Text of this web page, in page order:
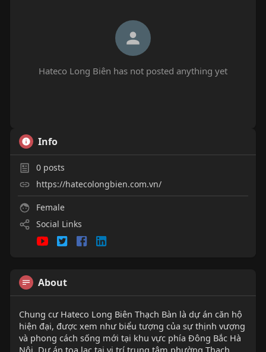
Hateco Long Biên has not posted anything yet
Info
0posts
https://hatecolongbien.com.vn/
Female
Social Links
About
Chung cư Hateco Long Biên Thạch Bàn là dự án căn hộ
hiện đại, được xem như biểu tượng của sự thịnh vượng
và phong cách sống mới tại khu vực phía Đông Bắc Hà
Nội. Dự án tọa lạc tại vị trí trung tâm phường Thạch